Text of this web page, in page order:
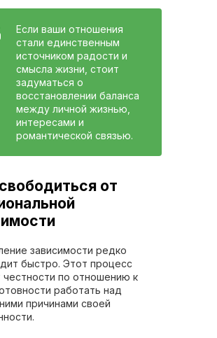
Если ваши отношения
стали единственным
источником радости и
смысла жизни, стоит
задуматься о
восстановлении баланса
между личной жизнью,
интересами и
романтической связью.
от
зависимости редко
быстро. Этот процесс
честности по отношению к
работать над
причинами своей